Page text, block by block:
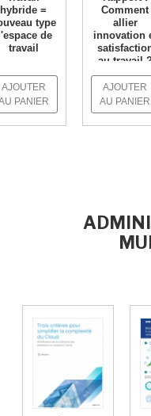
hybride =
type
de
travail
AJOUTER
PANIER
Comment
allier
innovation
au travail
EN SAVOIR
AJOUTER
AU PANIER